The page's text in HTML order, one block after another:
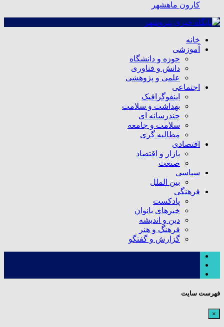
کارون ماهشهر
خانه
آموزشی
حوزه و دانشگاه
دانش و فناوری
علمی و پژوهشی
اجتماعی
اینفوگرافیک
بهداشت و سلامت
چندرسانه ای
سلامت و جامعه
مطالبه گری
اقتصادی
بازار و اقتصاد
صنعت
سیاسی
بین الملل
فرهنگی
پادکست
خبرهای بانوان
دین و اندیشه
فرهنگ و هنر
گزارش و گفتگو
فهرست سایت
×